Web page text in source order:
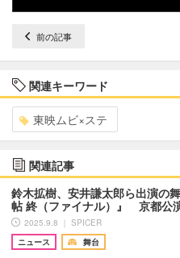
前の記事
関連キーワード
東映ムビ×ステ
関連記事
鈴木拡樹、安井謙太郎ら出演の
帖 終（ファイナル）』 京都公
2025.9.8 ｜ SPICER
ニュース
舞台